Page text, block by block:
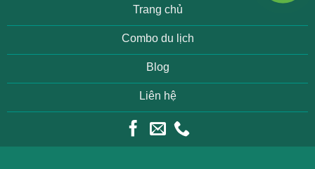
Trang chủ
Combo du lịch
Blog
Liên hệ